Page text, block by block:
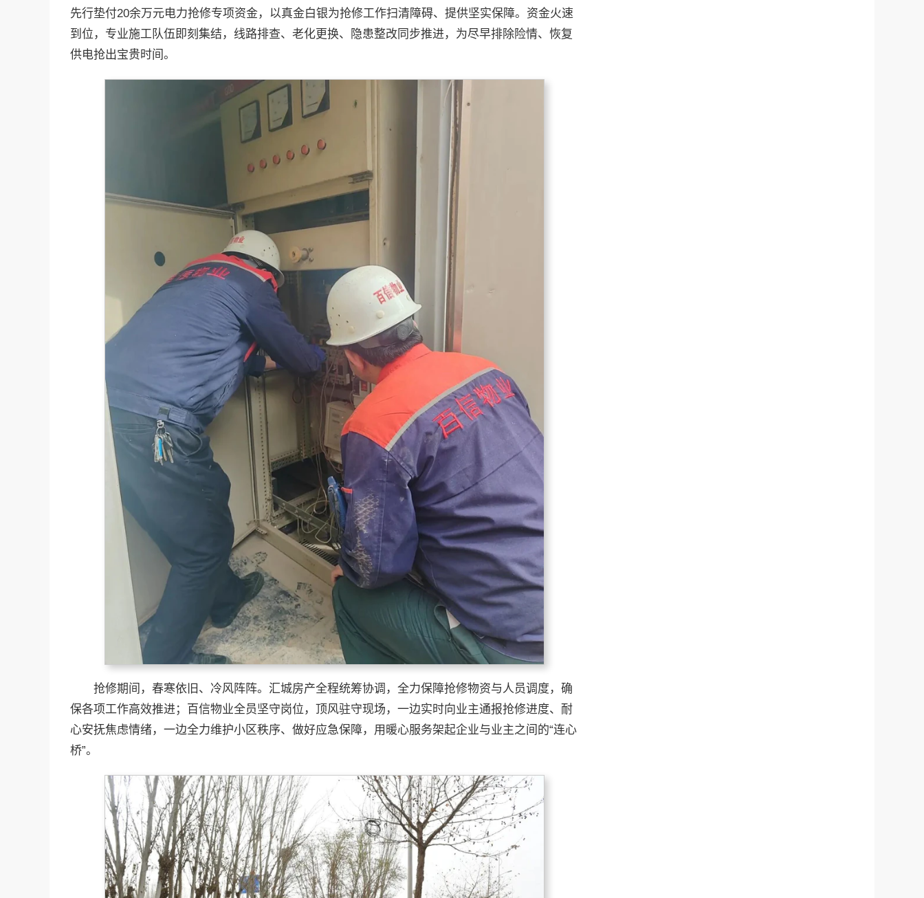
先行垫付20余万元电力抢修专项资金，以真金白银为抢修工作扫清障碍、提供坚实保障。资金火速
到位，专业施工队伍即刻集结，线路排查、老化更换、隐患整改同步推进，为尽早排除险情、恢复
供电抢出宝贵时间。
抢修期间，春寒依旧、冷风阵阵。汇城房产全程统筹协调，全力保障抢修物资与人员调度，确
保各项工作高效推进；百信物业全员坚守岗位，顶风驻守现场，一边实时向业主通报抢修进度、耐
心安抚焦虑情绪，一边全力维护小区秩序、做好应急保障，用暖心服务架起企业与业主之间的“连心
桥”。